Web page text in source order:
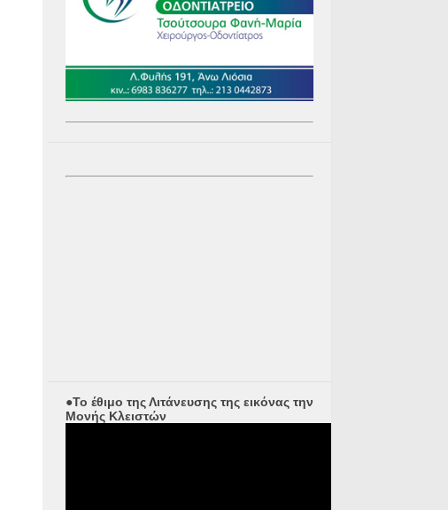
●Το έθιμο της Λιτάνευσης της εικόνας την
Μονής Κλειστών